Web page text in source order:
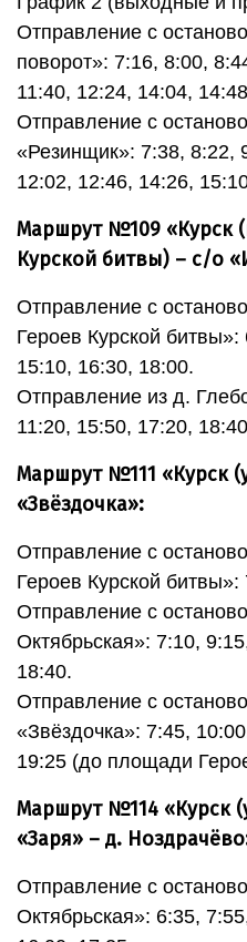
Отправление с
поворот»: 7:16, 8:00,
11:40, 12:24, 14:04,
Отправление с
«Резинщик»: 7:38, 8:22,
12:02, 12:46, 14:26,
Маршрут №109 «Курск
Курской битвы) – с/о
Отправление с
Героев Курской
15:10, 16:30, 18:00.
Отправление из д.
11:20, 15:50, 17:20,
Маршрут №111 «Курск
«Звёздочка»:
Отправление с
Героев Курской битвы»:
Отправление с
Октябрьская»: 7:10,
18:40.
Отправление с
«Звёздочка»: 7:45,
19:25 (до площади
Маршрут №114 «Курск
«Заря» – д.
Отправление с
Октябрьская»: 6:35,